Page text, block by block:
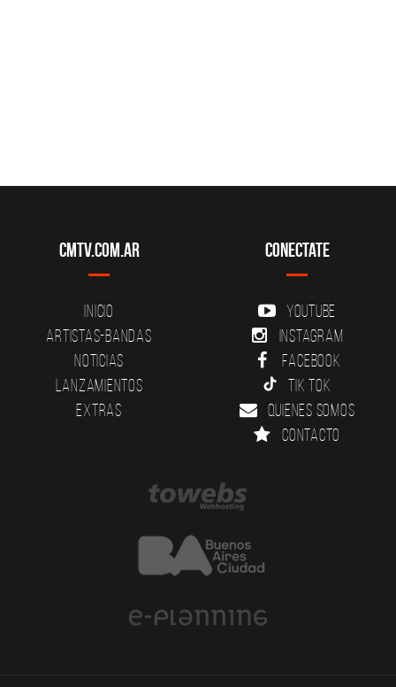
CMTV.com.ar
Inicio
Artistas-Bandas
Noticias
Lanzamientos
Extras
Conectate
YouTube
Instagram
Facebook
Tik Tok
Quienes somos
Contacto